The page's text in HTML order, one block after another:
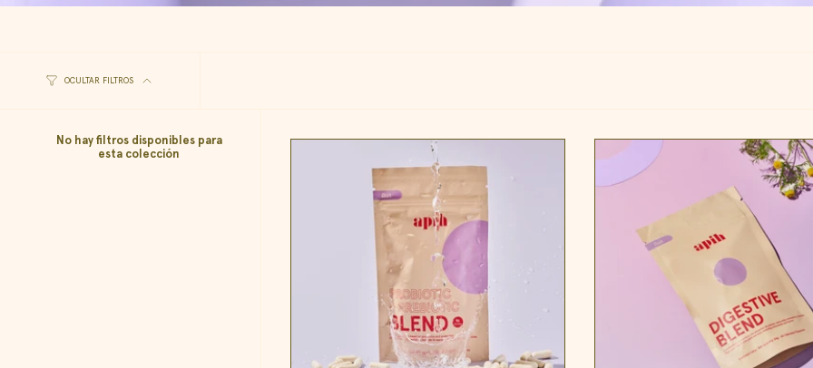
OCULTAR FILTROS
No hay filtros disponibles para
esta colección